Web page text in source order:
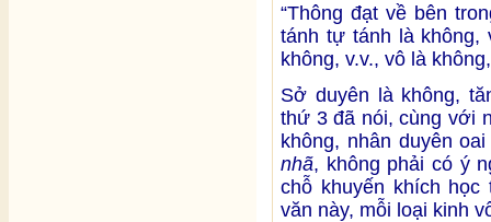
“Thông đạt về bên
tánh tự tánh là không,
không, v.v., vô là không,
Sở duyên là không,
thứ 3 đã nói, cùng với
không, nhân duyên
nhã, không phải có ý
chỗ khuyến khích
văn này, mỗi loại kinh